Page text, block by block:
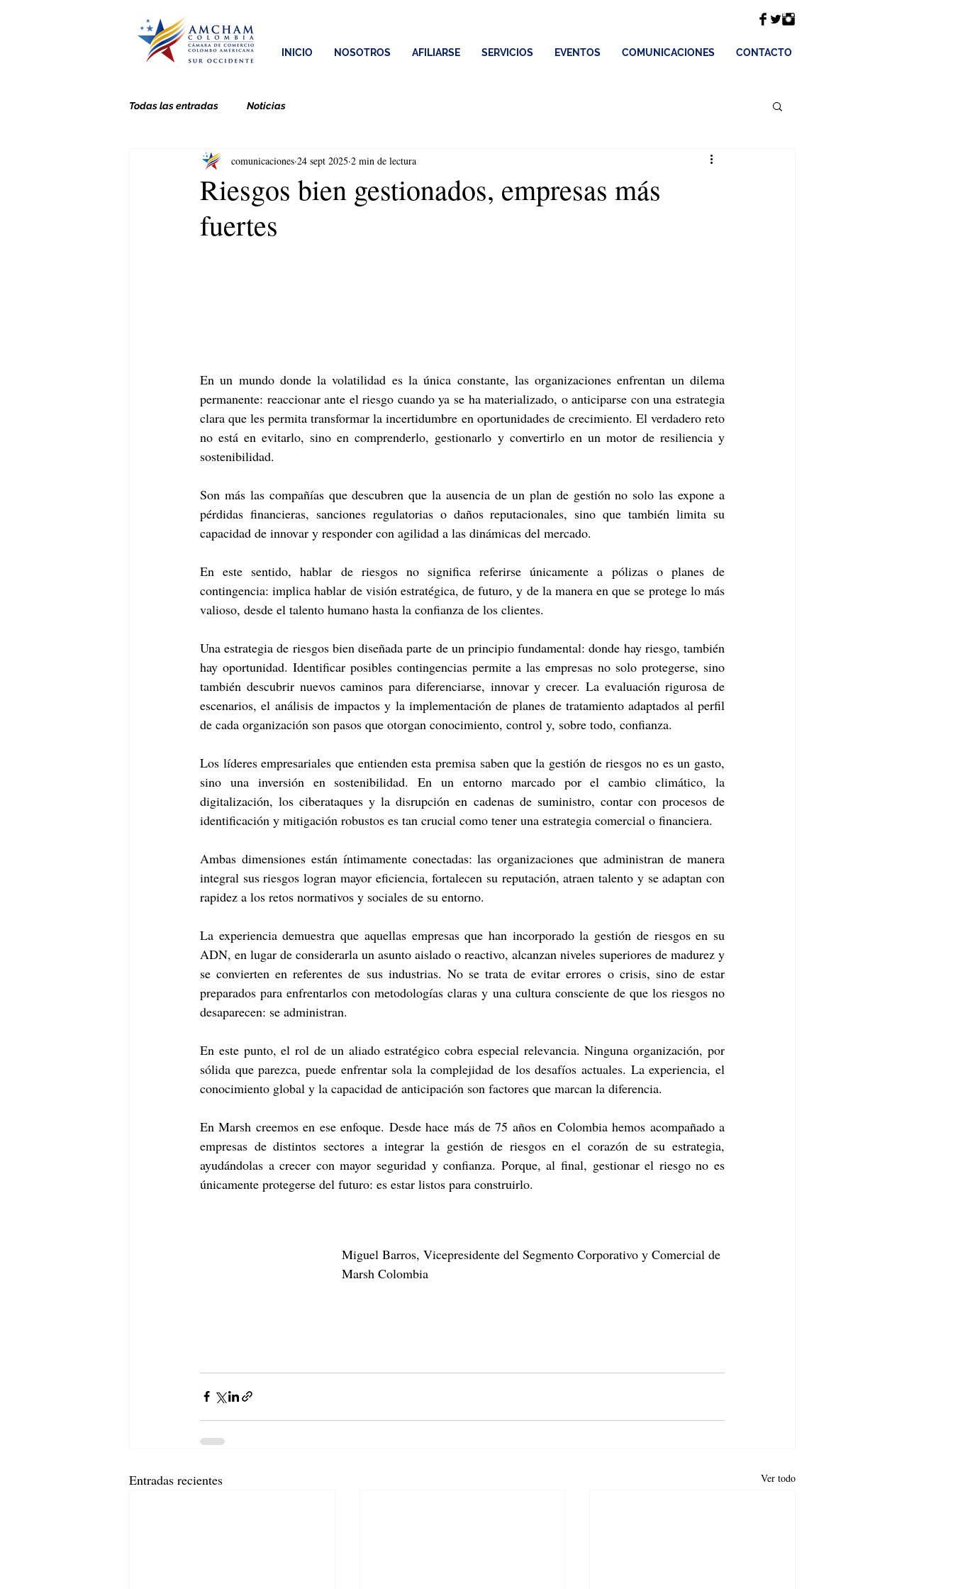
INICIO NOSOTROS AFILIARSE SERVICIOS EVENTOS COMUNICACIONES CONTACTO
Todas las entradas Noticias
Riesgos bien gestionados, empresas más
fuertes
comunicaciones 24 sept 2025 2 min de lectura
En un mundo donde la volatilidad es la única constante, las organizaciones enfrentan un dilema
permanente: reaccionar ante el riesgo cuando ya se ha materializado, o anticiparse con una estrategia
clara que les permita transformar la incertidumbre en oportunidades de crecimiento. El verdadero reto
no está en evitarlo, sino en comprenderlo, gestionarlo y convertirlo en un motor de resiliencia y
sostenibilidad.
Son más las compañías que descubren que la ausencia de un plan de gestión no solo las expone a
pérdidas financieras, sanciones regulatorias o daños reputacionales, sino que también limita su
capacidad de innovar y responder con agilidad a las dinámicas del mercado.
En este sentido, hablar de riesgos no significa referirse únicamente a pólizas o planes de
contingencia: implica hablar de visión estratégica, de futuro, y de la manera en que se protege lo más
valioso, desde el talento humano hasta la confianza de los clientes.
Una estrategia de riesgos bien diseñada parte de un principio fundamental: donde hay riesgo, también
hay oportunidad. Identificar posibles contingencias permite a las empresas no solo protegerse, sino
también descubrir nuevos caminos para diferenciarse, innovar y crecer. La evaluación rigurosa de
escenarios, el análisis de impactos y la implementación de planes de tratamiento adaptados al perfil
de cada organización son pasos que otorgan conocimiento, control y, sobre todo, confianza.
Los líderes empresariales que entienden esta premisa saben que la gestión de riesgos no es un gasto,
sino una inversión en sostenibilidad. En un entorno marcado por el cambio climático, la
digitalización, los ciberataques y la disrupción en cadenas de suministro, contar con procesos de
identificación y mitigación robustos es tan crucial como tener una estrategia comercial o financiera.
Ambas dimensiones están íntimamente conectadas: las organizaciones que administran de manera
integral sus riesgos logran mayor eficiencia, fortalecen su reputación, atraen talento y se adaptan con
rapidez a los retos normativos y sociales de su entorno.
La experiencia demuestra que aquellas empresas que han incorporado la gestión de riesgos en su
ADN, en lugar de considerarla un asunto aislado o reactivo, alcanzan niveles superiores de madurez y
se convierten en referentes de sus industrias. No se trata de evitar errores o crisis, sino de estar
preparados para enfrentarlos con metodologías claras y una cultura consciente de que los riesgos no
desaparecen: se administran.
En este punto, el rol de un aliado estratégico cobra especial relevancia. Ninguna organización, por
sólida que parezca, puede enfrentar sola la complejidad de los desafíos actuales. La experiencia, el
conocimiento global y la capacidad de anticipación son factores que marcan la diferencia.
En Marsh creemos en ese enfoque. Desde hace más de 75 años en Colombia hemos acompañado a
empresas de distintos sectores a integrar la gestión de riesgos en el corazón de su estrategia,
ayudándolas a crecer con mayor seguridad y confianza. Porque, al final, gestionar el riesgo no es
únicamente protegerse del futuro: es estar listos para construirlo.
Miguel Barros, Vicepresidente del Segmento Corporativo y Comercial de
Marsh Colombia
Entradas recientes Ver todo